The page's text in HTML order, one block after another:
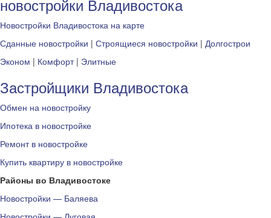
новостройки Владивостока
Новостройки Владивостока на карте
Сданные новостройки | Строящиеся новостройки | Долгострои
Эконом | Комфорт| Элитные
Застройщики Владивостока
Обмен на новостройку
Ипотека в новостройке
Ремонт в новостройке
Купить квартиру в новостройке
Районы во Владивостоке
Новостройки — Баляева